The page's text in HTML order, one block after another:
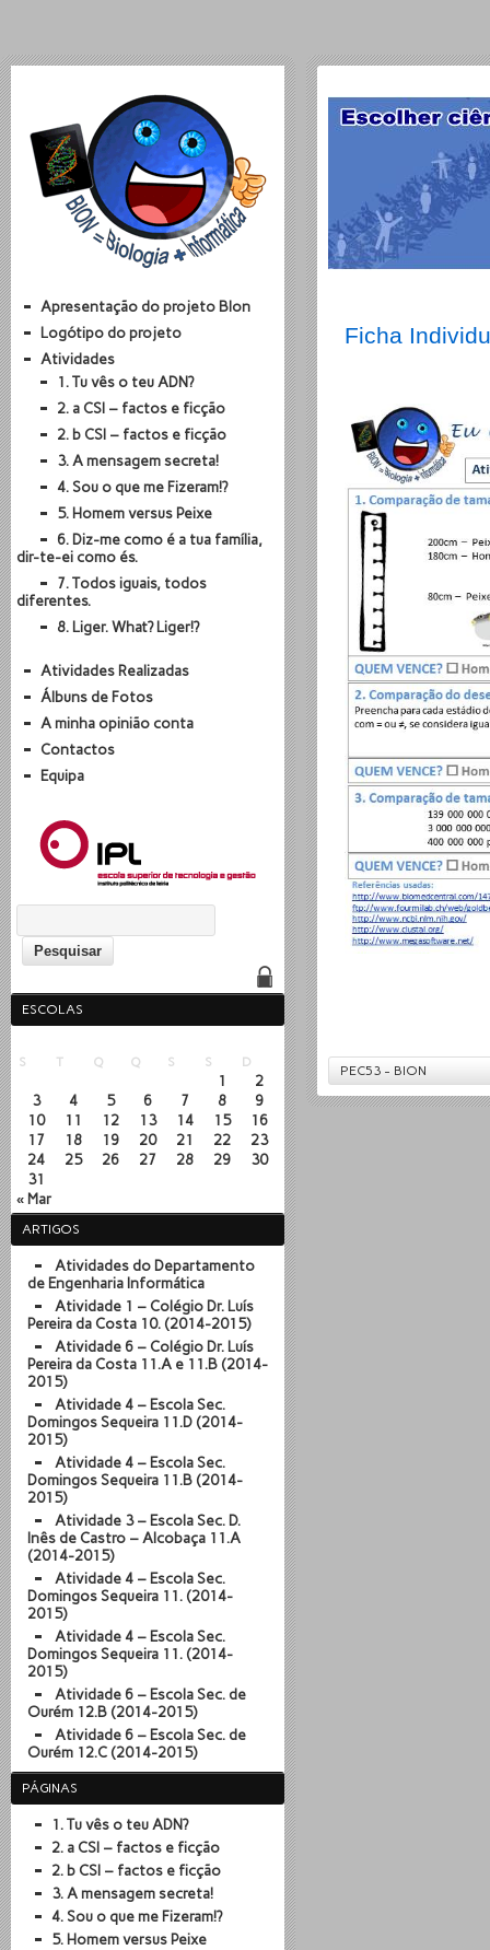
Ficha
PEC53 - BION
Apresentação do projeto BIon
Logótipo do projeto
Atividades
1. Tu vês o teu ADN?
2. a CSI – factos e ficção
2. b CSI – factos e ficção
3. A mensagem secreta!
4. Sou o que me Fizeram!?
5. Homem versus Peixe
6. Diz-me como é a tua família,
dir-te-ei como és.
7. Todos iguais, todos
diferentes.
8. Liger. What? Liger!?
Atividades Realizadas
Álbuns de Fotos
A minha opinião conta
Contactos
Equipa
ESCOLAS
S
T Q Q S S D
1
2
3
4 5 6 7 8
9
10
11 12 13 14 15
16
17
18 19 20 21 22
23
24
25 26 27 28 29
30
31
« Mar
ARTIGOS
Atividades do Departamento
de Engenharia Informática
Atividade 1 – Colégio Dr. Luís
Pereira da Costa 10. (2014-2015)
Atividade 6 – Colégio Dr. Luís
Pereira da Costa 11.A e 11.B (2014-
2015)
Atividade 4 – Escola Sec.
Domingos Sequeira 11.D (2014-
2015)
Atividade 4 – Escola Sec.
Domingos Sequeira 11.B (2014-
2015)
Atividade 3 – Escola Sec. D.
Inês de Castro – Alcobaça 11.A
(2014-2015)
Atividade 4 – Escola Sec.
Domingos Sequeira 11. (2014-
2015)
Atividade 4 – Escola Sec.
Domingos Sequeira 11. (2014-
2015)
Atividade 6 – Escola Sec. de
Ourém 12.B (2014-2015)
Atividade 6 – Escola Sec. de
Ourém 12.C (2014-2015)
PÁGINAS
1. Tu vês o teu ADN?
2. a CSI – factos e ficção
2. b CSI – factos e ficção
3. A mensagem secreta!
4. Sou o que me Fizeram!?
5. Homem versus Peixe